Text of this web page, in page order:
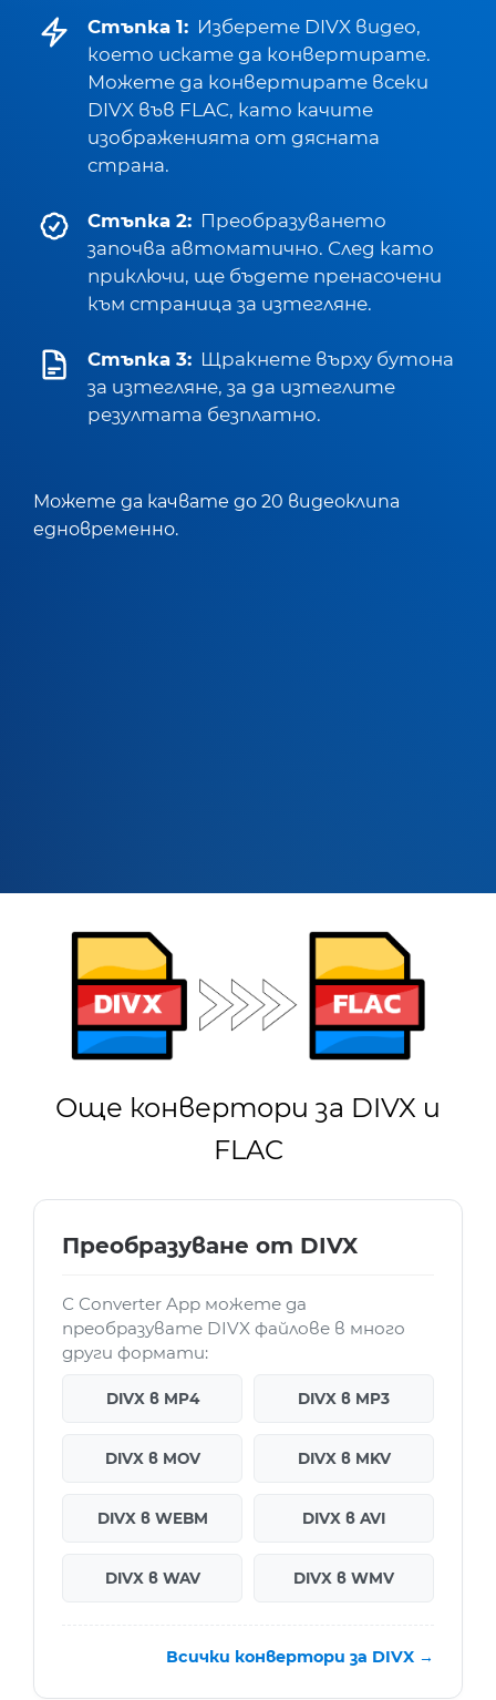
Стъпка 1: Изберете DIVX видео,
което искате да конвертирате.
Можете да конвертирате всеки
DIVX във FLAC, като качите
изображенията от дясната
страна.
Стъпка 2: Преобразуването
започва автоматично. След като
приключи, ще бъдете пренасочени
към страница за изтегляне.
Стъпка 3: Щракнете върху бутона
за изтегляне, за да изтеглите
резултата безплатно.
Можете да качвате до 20 видеоклипа
едновременно.
Още конвертори за DIVX и
FLAC
Преобразуване от DIVX
С Converter App можете да
преобразувате DIVX файлове в много
други формати:
DIVX в MP4 DIVX в MP3
DIVX в MOV DIVX в MKV
DIVX в WEBM DIVX в AVI
DIVX в WAV DIVX в WMV
Всички конвертори за DIVX →